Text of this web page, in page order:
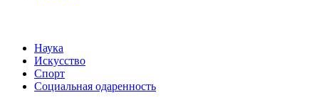
Наука
Искусство
Спорт
Социальная одаренность